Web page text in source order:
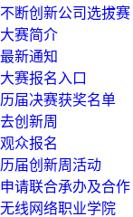
不断创新公司选拔赛
大赛简介
最新通知
大赛报名入口
历届决赛获奖名单
去创新周
观众报名
历届创新周活动
申请联合承办及合作
无线网络职业学院